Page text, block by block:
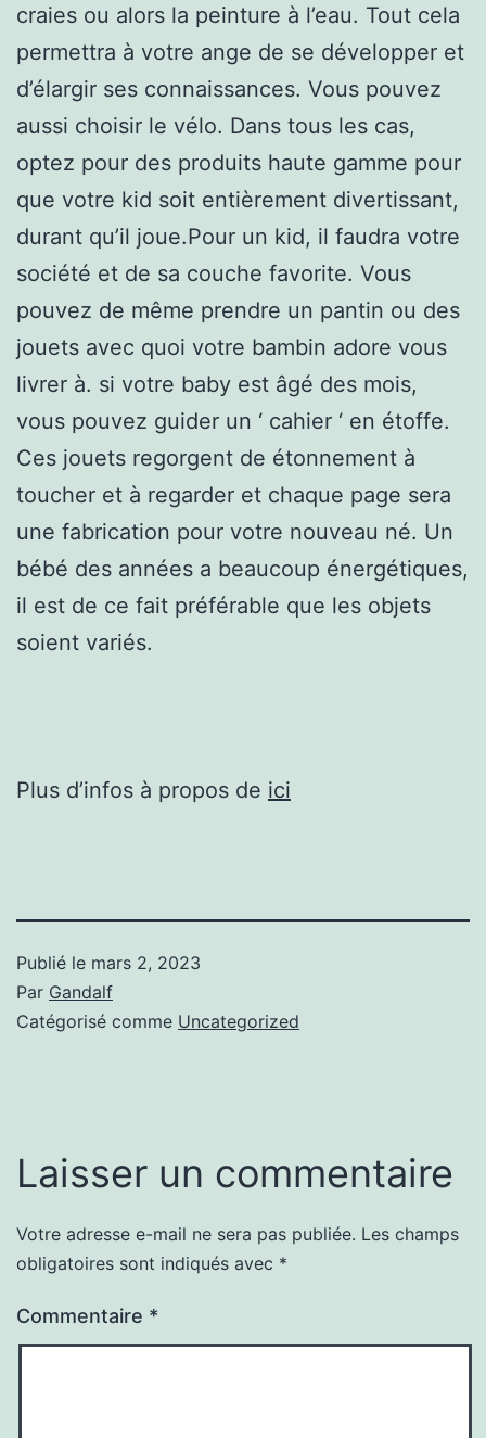
craies ou alors la peinture à l’eau. Tout cela
permettra à votre ange de se développer et
d’élargir ses connaissances. Vous pouvez
aussi choisir le vélo. Dans tous les cas,
optez pour des produits haute gamme pour
que votre kid soit entièrement divertissant,
durant qu’il joue.Pour un kid, il faudra votre
société et de sa couche favorite. Vous
pouvez de même prendre un pantin ou des
jouets avec quoi votre bambin adore vous
livrer à. si votre baby est âgé des mois,
vous pouvez guider un ‘ cahier ‘ en étoffe.
Ces jouets regorgent de étonnement à
toucher et à regarder et chaque page sera
une fabrication pour votre nouveau né. Un
bébé des années a beaucoup énergétiques,
il est de ce fait préférable que les objets
soient variés.
Plus d’infos à propos de ici
Publié le mars 2, 2023
Par Gandalf
Catégorisé comme Uncategorized
Laisser un commentaire
Votre adresse e-mail ne sera pas publiée. Les champs
obligatoires sont indiqués avec *
Commentaire *